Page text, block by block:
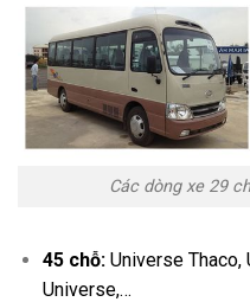
Các dòng xe 29
45 chỗ: Universe Thaco,
Universe,…